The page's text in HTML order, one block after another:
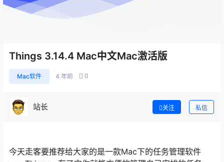
Things 3.14.4 Mac中文Mac激活版
Mac软件 4 年前 0
站长 关注 私信
今天走客要推荐给大家的是一款Mac下的任务管理软件